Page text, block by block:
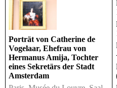
Porträt von Catherine de
Vogelaar, Ehefrau von
Hermanus Amija, Tochter
eines Sekretärs der Stadt
Amsterdam